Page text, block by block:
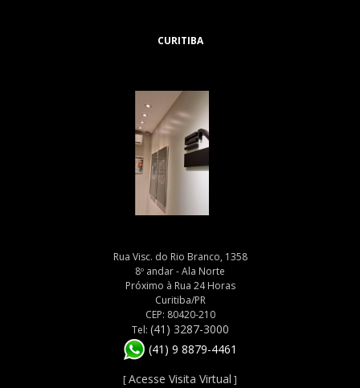
CURITIBA
Rua Visc. do Rio Branco, 1358
8º andar - Ala Norte
Próximo à Rua 24 Horas
Curitiba/PR
CEP: 80420-210
Tel: (41) 3287-3000
(41) 9 8879-4461
[Acesse Visita Virtual ]